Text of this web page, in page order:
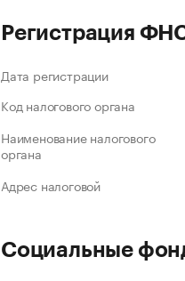
Регистрация
Дата регистрации
Код налогового органа
Наименование налогового
органа
Адрес налоговой
Социальные